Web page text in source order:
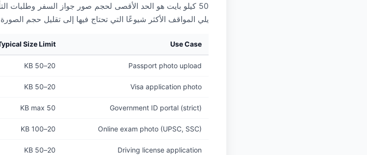
50 كيلو بايت هو الحد الأقصى لحجم صور جواز السفر وطلبات
يلي المواقف الأكثر شيوعًا التي تحتاج فيها إلى تقليل حجم الصورة إلى 50 كيلو بايت
Use Case
Size Limit
Passport photo upload
20–50 KB
Visa application photo
20–50 KB
Government ID portal (strict)
50 KB max
Online exam photo (UPSC, SSC)
20–100 KB
Driving license application
20–50 KB